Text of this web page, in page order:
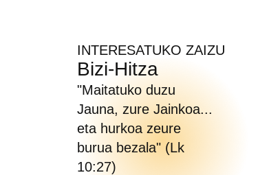
INTERESATUKO ZAIZU
Bizi-Hitza
"Maitatuko duzu
Jauna, zure Jainkoa...
eta hurkoa zeure
burua bezala" (Lk
10:27)